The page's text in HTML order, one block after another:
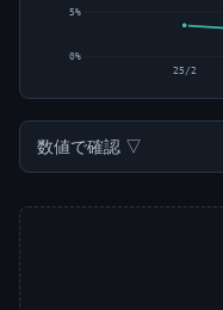
0%
5%
25/2
数値で確認 ▽